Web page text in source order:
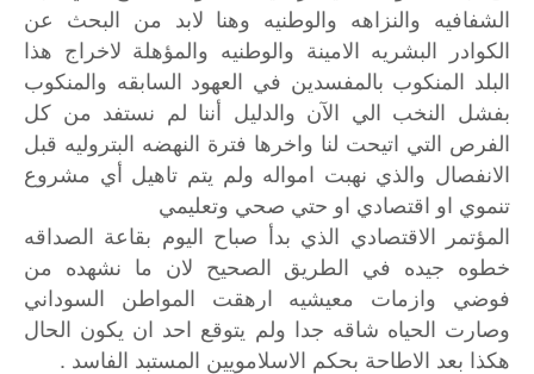
الشفافيه والنزاهه والوطنيه وهنا لابد من البحث عن
الكوادر البشريه الامينة والوطنيه والمؤهلة لاخراج هذا
البلد المنكوب بالمفسدين في العهود السابقه والمنكوب
بفشل النخب الي الآن والدليل أننا لم نستفد من كل
الفرص التي اتيحت لنا واخرها فترة النهضه البتروليه قبل
الانفصال والذي نهبت امواله ولم يتم تاهيل أي مشروع
تنموي او اقتصادي او حتي صحي وتعليمي
المؤتمر الاقتصادي الذي بدأ صباح اليوم بقاعة الصداقه
خطوه جيده في الطريق الصحيح لان ما نشهده من
فوضي وازمات معيشيه ارهقت المواطن السوداني
وصارت الحياه شاقه جدا ولم يتوقع احد ان يكون الحال
هكذا بعد الاطاحة بحكم الاسلامويين المستبد الفاسد .